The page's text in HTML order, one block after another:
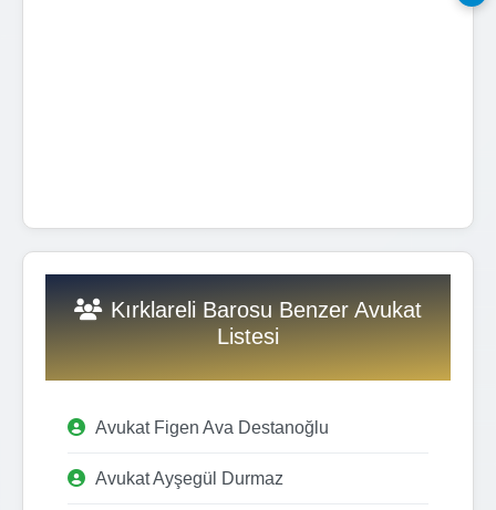
Kırklareli Barosu Benzer Avukat
Listesi
Avukat Figen Ava Destanoğlu
Avukat Ayşegül Durmaz